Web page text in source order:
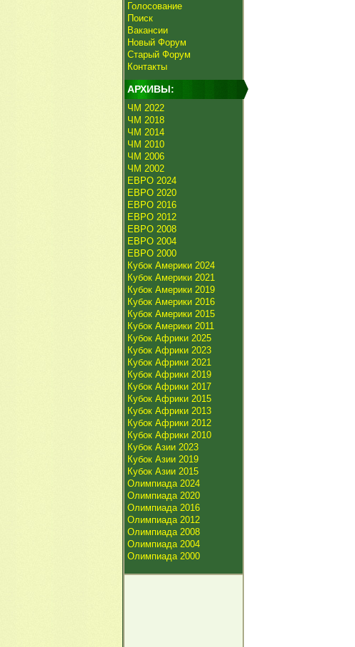
Голосование
Поиск
Вакансии
Новый Форум
Старый Форум
Контакты
АРХИВЫ:
ЧМ 2022
ЧМ 2018
ЧМ 2014
ЧМ 2010
ЧМ 2006
ЧМ 2002
ЕВРО 2024
ЕВРО 2020
ЕВРО 2016
ЕВРО 2012
ЕВРО 2008
ЕВРО 2004
ЕВРО 2000
Кубок Америки 2024
Кубок Америки 2021
Кубок Америки 2019
Кубок Америки 2016
Кубок Америки 2015
Кубок Америки 2011
Кубок Африки 2025
Кубок Африки 2023
Кубок Африки 2021
Кубок Африки 2019
Кубок Африки 2017
Кубок Африки 2015
Кубок Африки 2013
Кубок Африки 2012
Кубок Африки 2010
Кубок Азии 2023
Кубок Азии 2019
Кубок Азии 2015
Олимпиада 2024
Олимпиада 2020
Олимпиада 2016
Олимпиада 2012
Олимпиада 2008
Олимпиада 2004
Олимпиада 2000